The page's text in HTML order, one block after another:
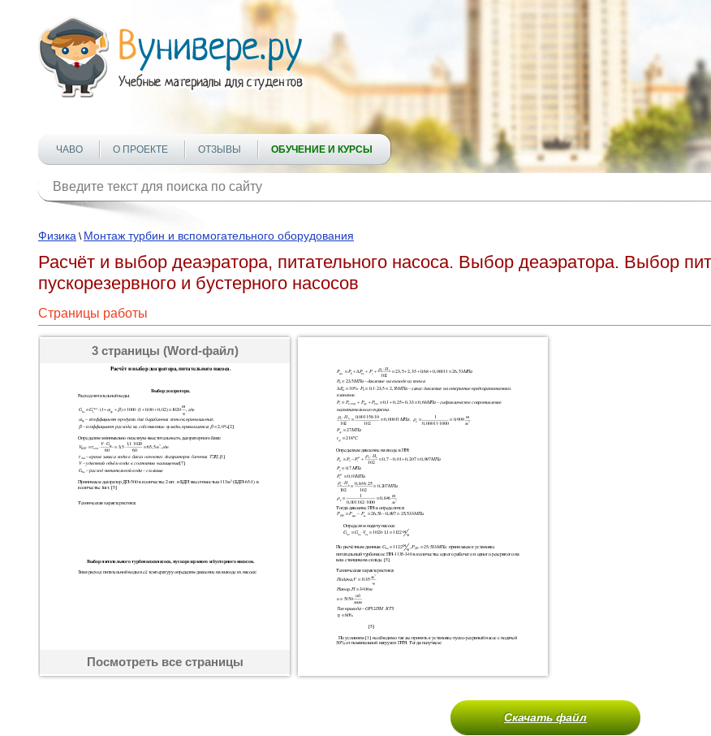
ЧАВО О ПРОЕКТЕ ОТЗЫВЫ ОБУЧЕНИЕ И КУРСЫ
Физика \ Монтаж турбин и вспомогательного оборудования
Расчёт и выбор деаэратора, питательного насоса. Выбор деаэратора. Выбор
пускорезервного и бустерного насосов
Страницы работы
3 страницы (Word-файл)
Посмотреть все страницы
Скачать файл